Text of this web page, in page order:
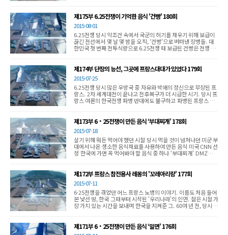
속에 숨겨진 그 역사를 들여다봅니다.
제175부 6.25전쟁이 기억한 음식 '건빵' 180회
2015-08-01
6.25전쟁 당시 악조건 속에서 국군의 허기를 채우기 위해 보급이
끊긴 전선에서 몇 날 몇 밤을 오직, ‘건빵’으로 버텨낸 장병들. 대
한민국 첫 번째 전투식량으로 6.25전쟁 때 보급된 건빵은 전쟁 당
제174부 단장의 능선, 그곳에 프랑스대대가 있었다 179회
2015-07-25
6.25전쟁 당시 많은 우방국 중 자유와 박애의 정신으로 무장된 프
랑스. 2차 세계대전이 끝나고 전후복구가 더 시급한 시기. 당시 프
랑스 여론의 한국전쟁 파병 반대에도 불구하고 파병된 프랑스 대
프랑스. 프랑스 대대의 활약과 그 속에 담긴 이야기를 되돌아봅니
다.
제173부 6‧25전쟁이 만든 음식 ‘부대찌개’ 178회
2015-07-18
살기 위해 뭐든 먹어야 했던 시절 당시 먹을 것이 넘쳐나던 미군 부
대에서 나온 생소한 음식재료를 사용하여 만든 음식 미국 CNN 선
정 한국에 가면 꼭 먹어봐야 할 음식 중 하나 ‘부대찌개’ DMZ스토
제172부 프랑스 참전용사 레몽의 '꼬레아리랑' 177회
2015-07-11
6·25전쟁을 겪었던 어느 프랑스 노병의 이야기. 이름도 처음 들어
본 낯선 땅, 한국 그때부터 시작된 '우리나라'의 인연. 젊은 시절 가
장 가치 있는 시간을 보내며 한국을 지켜준 그. 60여 년 전, 당시 젊
제171부 6‧25전쟁이 만든 음식 ‘밀면’ 176회